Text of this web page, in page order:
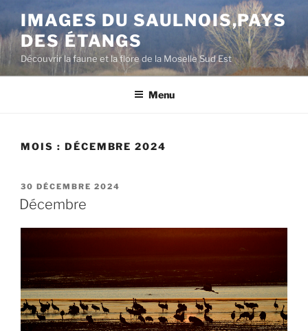
contenu
principal
IMAGES DU SAULNOIS,PAYS
DES ÉTANGS
Découvrir la faune et la flore de la Moselle Sud Est
Menu
MOIS : DÉCEMBRE 2024
PUBLIÉ
LE
30 DÉCEMBRE 2024
Décembre